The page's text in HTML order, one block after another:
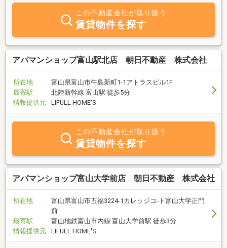
この不動産会社が取り扱う
賃貸物件を探す
アパマンショップ富山駅北店 朝日不動産 株式会社
所在地
富山県富山市牛島新町1-1アトラスビル1F
最寄駅
北陸新幹線 富山駅 徒歩5分
情報提供元
LIFULL HOME'S
この不動産会社が取り扱う
賃貸物件を探す
アパマンショップ富山大学前店 朝日不動産 株式会社
所在地
富山県富山市五福3224-1カレッジコ-ト富山大学正門
前
最寄駅
富山地鉄富山市内線 富山大学前駅 徒歩3分
情報提供元
LIFULL HOME'S